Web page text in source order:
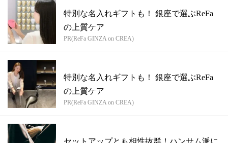
特別な名入れギフトも！ 銀座で選ぶReFa
の上質ケア
PR(ReFa GINZA on CREA)
特別な名入れギフトも！ 銀座で選ぶReFa
の上質ケア
PR(ReFa GINZA on CREA)
セットアップとも相性抜群！ハンサム派に